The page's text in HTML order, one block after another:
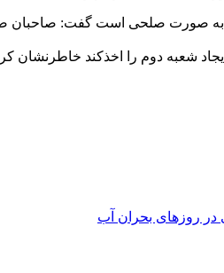
به صورت صلحی است گفت:
شعبه دوم را اخذکند
روزهای بحران آب